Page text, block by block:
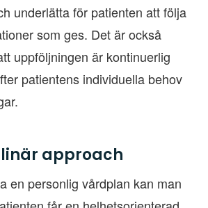
underlätta för patienten att följa
som ges. Det är också
uppföljningen är kontinuerlig
patientens individuella behov
approach
en personlig vårdplan kan man